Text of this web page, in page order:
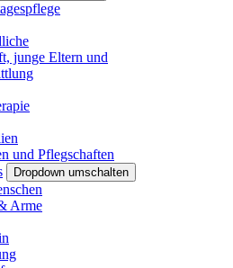
junge Eltern und
und Pflegschaften
Dropdown umschalten
Arme